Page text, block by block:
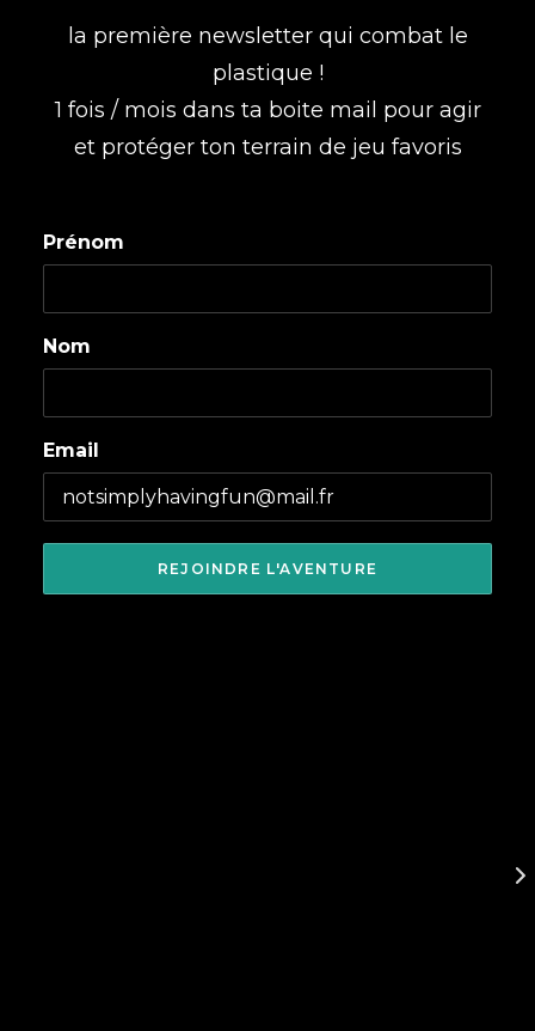
la première newsletter qui combat le
plastique !
1 fois / mois dans ta boite mail pour agir
et protéger ton terrain de jeu favoris
Prénom
Nom
Email